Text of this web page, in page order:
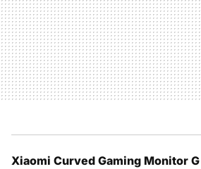
Xiaomi Curved Gaming Monitor